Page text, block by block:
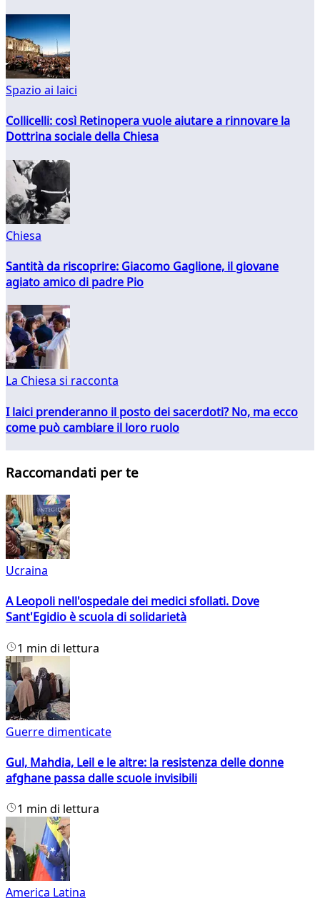
Spazio ai laici
Collicelli: così Retinopera vuole aiutare a rinnovare la
Dottrina sociale della Chiesa
Chiesa
Santità da riscoprire: Giacomo Gaglione, il giovane
agiato amico di padre Pio
La Chiesa si racconta
I laici prenderanno il posto dei sacerdoti? No, ma ecco
come può cambiare il loro ruolo
Raccomandati per te
Ucraina
A Leopoli nell'ospedale dei medici sfollati. Dove
Sant'Egidio è scuola di solidarietà
1 min di lettura
Guerre dimenticate
Gul, Mahdia, Leil e le altre: la resistenza delle donne
afghane passa dalle scuole invisibili
1 min di lettura
America Latina